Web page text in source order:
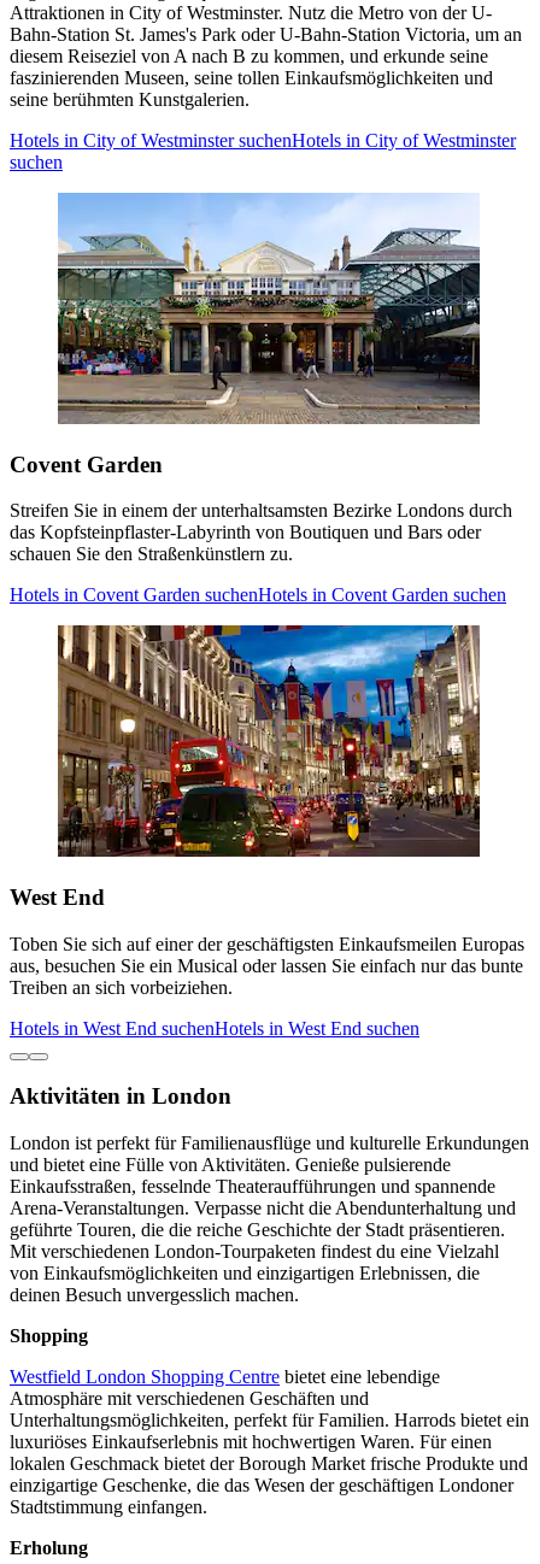
Attraktionen in City of Westminster. Nutz die Metro von der U-
Bahn-Station St. James's Park oder U-Bahn-Station Victoria, um an
diesem Reiseziel von A nach B zu kommen, und erkunde seine
faszinierenden Museen, seine tollen Einkaufsmöglichkeiten und
seine berühmten Kunstgalerien.
Hotels in City of Westminster suchenHotels in City of Westminster
suchen
Covent Garden
Streifen Sie in einem der unterhaltsamsten Bezirke Londons durch
das Kopfsteinpflaster-Labyrinth von Boutiquen und Bars oder
schauen Sie den Straßenkünstlern zu.
Hotels in Covent Garden suchenHotels in Covent Garden suchen
West End
Toben Sie sich auf einer der geschäftigsten Einkaufsmeilen Europas
aus, besuchen Sie ein Musical oder lassen Sie einfach nur das bunte
Treiben an sich vorbeiziehen.
Hotels in West End suchenHotels in West End suchen
Aktivitäten in London
London ist perfekt für Familienausflüge und kulturelle Erkundungen
und bietet eine Fülle von Aktivitäten. Genieße pulsierende
Einkaufsstraßen, fesselnde Theateraufführungen und spannende
Arena-Veranstaltungen. Verpasse nicht die Abendunterhaltung und
geführte Touren, die die reiche Geschichte der Stadt präsentieren.
Mit verschiedenen London-Tourpaketen findest du eine Vielzahl
von Einkaufsmöglichkeiten und einzigartigen Erlebnissen, die
deinen Besuch unvergesslich machen.
Shopping
Westfield London Shopping Centre bietet eine lebendige
Atmosphäre mit verschiedenen Geschäften und
Unterhaltungsmöglichkeiten, perfekt für Familien. Harrods bietet ein
luxuriöses Einkaufserlebnis mit hochwertigen Waren. Für einen
lokalen Geschmack bietet der Borough Market frische Produkte und
einzigartige Geschenke, die das Wesen der geschäftigen Londoner
Stadtstimmung einfangen.
Erholung